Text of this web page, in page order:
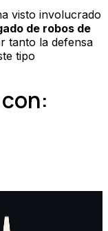
visto involucrado
de robos de
tanto la defensa
tipo